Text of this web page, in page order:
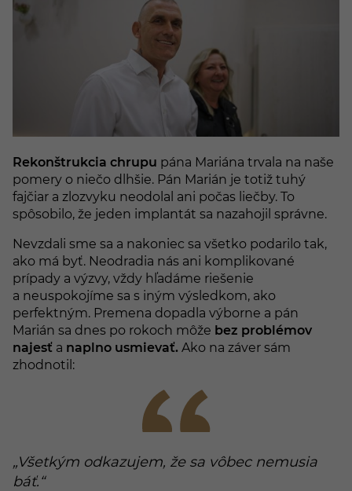
Rekonštrukcia chrupu pána Mariána trvala na naše
pomery o niečo dlhšie. Pán Marián je totiž tuhý
fajčiar a zlozvyku neodolal ani počas liečby. To
spôsobilo, že jeden implantát sa nazahojil správne.
Nevzdali sme sa a nakoniec sa všetko podarilo tak,
ako má byť. Neodradia nás ani komplikované
prípady a výzvy, vždy hľadáme riešenie
a neuspokojíme sa s iným výsledkom, ako
perfektným. Premena dopadla výborne a pán
Marián sa dnes po rokoch môže bez problémov
najesť a naplno usmievať. Ako na záver sám
zhodnotil:
„Všetkým odkazujem, že sa vôbec nemusia
báť.“